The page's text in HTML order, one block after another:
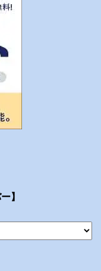
】